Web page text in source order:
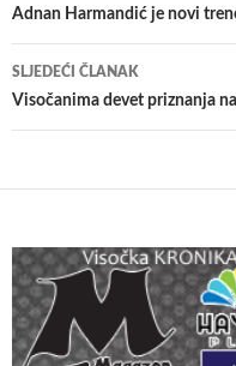
članaka
Adnan Harmandić je novi
SLJEDEĆI ČLANAK
Visočanima devet priznanja